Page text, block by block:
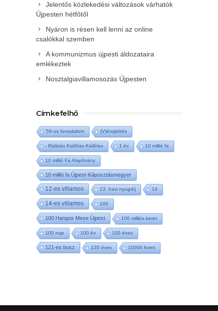
Jelentős közlekedési változások várhatók
Újpesten hétfőtől
Nyáron is résen kell lenni az online
csalókkal szemben
A kommunizmus újpesti áldozataira
emlékeztek
Nosztalgiavillamosozás Újpesten
Címkefelhő
'56-os forradalom (V)észjelzés
- Rálátás Kiállítás Kiállítás 1 év 10 millió fa
10 millió Fa Alapítvány
10 millió fa Újpest-Káposztásmegyer
12-es villamos 13. havi nyugdíj 14
14-es villamos 100
100 Hangos Mese Újpest 100 milliós keret
100 nap 100 év 100 éves
121-es busz 135 éves 10000 forint